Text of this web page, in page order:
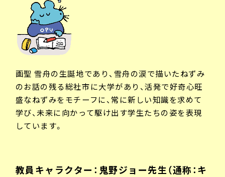
画聖 雪舟の生誕地であり、雪舟の涙で描いたねずみ
のお話の残る総社市に大学があり、活発で好奇心旺
盛なねずみをモチーフに、常に新しい知識を求めて
学び、未来に向かって駆け出す学生たちの姿を表現
しています。
教員キャラクター：鬼野ジョー先生（通称：キ